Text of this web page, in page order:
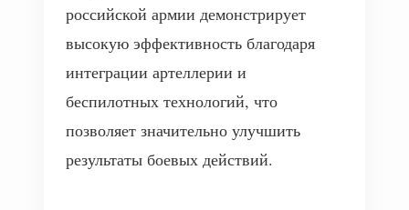
российской армии демонстрирует
высокую эффективность благодаря
интеграции артеллерии и
беспилотных технологий, что
позволяет значительно улучшить
результаты боевых действий.